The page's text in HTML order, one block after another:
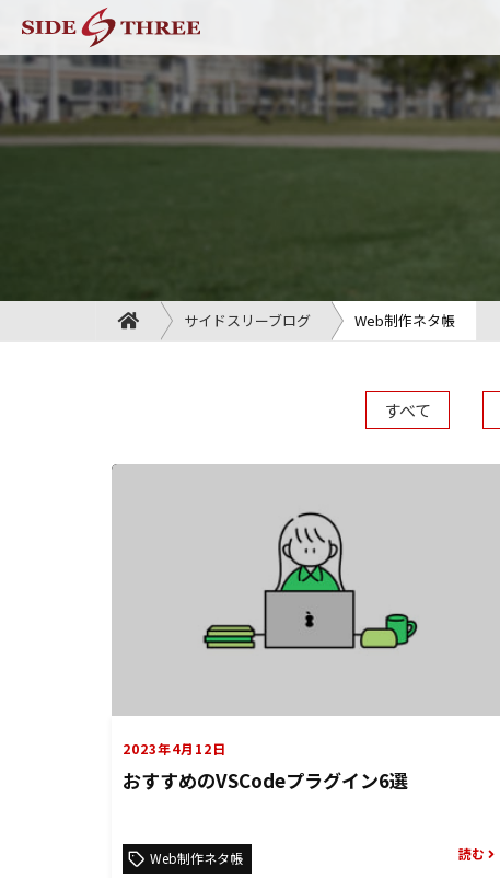
サイドスリーブログ Web制作ネタ帳
すべて
2023年4月12日
おすすめのVSCodeプラグイン6選
Web制作ネタ帳 読む